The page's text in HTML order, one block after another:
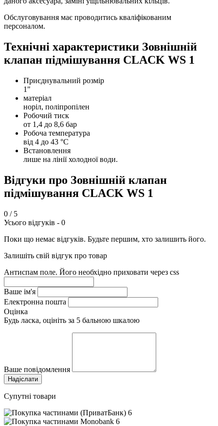
Обслуговування має проводитись кваліфікованим
персоналом.
Технічні характеристики Зовнішній
клапан підмішування CLACK WS 1
Приєднувальний розмір
1"
матеріал
норіл, поліпропілен
Робочий тиск
от 1,4 до 8,6 бар
Робоча температура
від 4 до 43 °C
Встановлення
лише на лінії холодної води.
Відгуки про Зовнішній клапан
підмішування CLACK WS 1
0 / 5
Усього відгуків - 0
Поки що немає відгуків. Будьте першим, хто залишить його.
Залишіть свій відгук про товар
Антиспам поле. Його необхідно приховати через css
Ваше ім'я
Електронна пошта
Оцінка
Будь ласка, оцініть за 5 бальною шкалою
Ваше повідомлення
Супутні товари
6
6